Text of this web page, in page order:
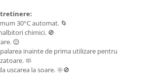
30°C automat. 🌀
chimici. 🚫
😌
inainte de prima utilizare pentru
🧼
uscarea la soare. 🌞🚫